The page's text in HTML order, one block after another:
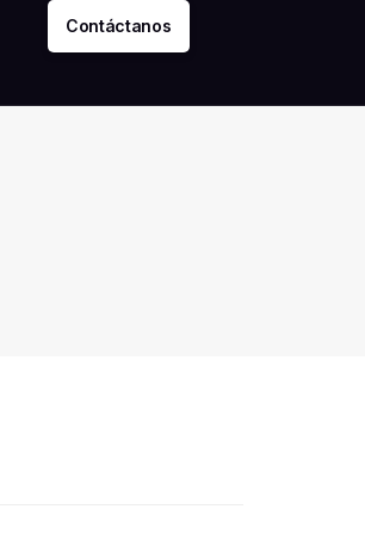
Contáctanos